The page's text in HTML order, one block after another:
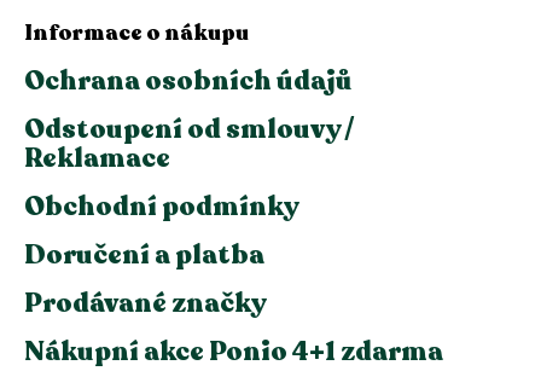
Informace o nákupu
Ochrana osobních údajů
Odstoupení od smlouvy /
Reklamace
Obchodní podmínky
Doručení a platba
Prodávané značky
Nákupní akce Ponio 4+1 zdarma